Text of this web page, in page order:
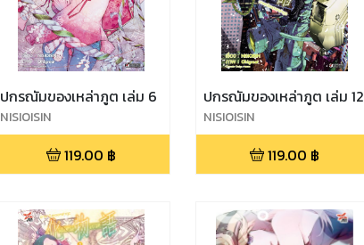
ปกรณัมของเหล่าภูต เล่ม 6
NISIOISIN
119.00 ฿
ปกรณัมของเหล่าภูต เล่ม 12
NISIOISIN
119.00 ฿